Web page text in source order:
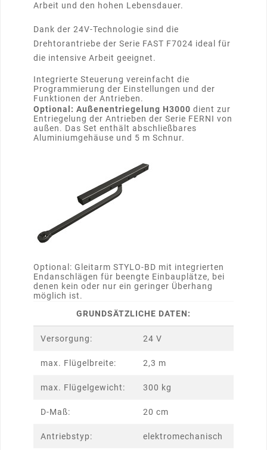
Arbeit und den hohen Lebensdauer.
Dank der 24V-Technologie sind die
Drehtorantriebe der Serie FAST F7024 ideal für
die intensive Arbeit geeignet.
Integrierte Steuerung vereinfacht die
Programmierung der Einstellungen und der
Funktionen der Antrieben.
Optional: Außenentriegelung H3000 dient zur
Entriegelung der Antrieben der Serie FERNI von
außen. Das Set enthält abschließbares
Aluminiumgehäuse und 5 m Schnur.
Optional: Gleitarm STYLO-BD mit integrierten
Endanschlägen für beengte Einbauplätze, bei
denen kein oder nur ein geringer Überhang
möglich ist.
GRUNDSÄTZLICHE DATEN:
Versorgung: 24 V
max. Flügelbreite: 2,3 m
max. Flügelgewicht: 300 kg
D-Maß: 20 cm
Antriebstyp: elektromechanisch